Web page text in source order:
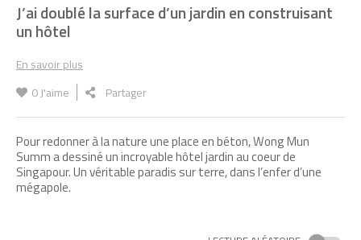
J’ai doublé la surface d’un jardin en construisant
un hôtel
En savoir plus
0J'aime Partager
Pour redonner à la nature une place en béton, Wong Mun
Summ a dessiné un incroyable hôtel jardin au coeur de
Singapour. Un véritable paradis sur terre, dans l’enfer d’une
mégapole.
MARTINE POSTMA